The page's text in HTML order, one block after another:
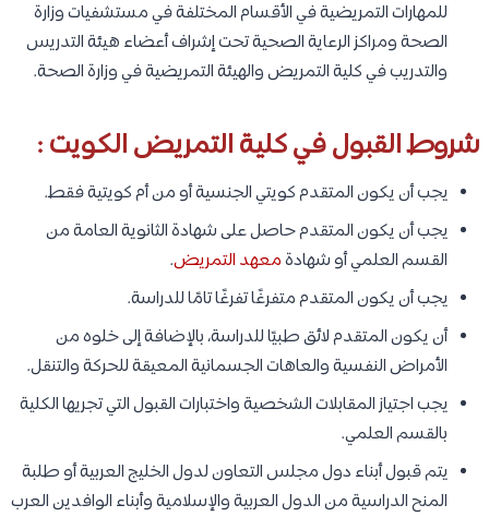
للمهارات التمريضية في الأقسام المختلفة في مستشفيات وزارة
الصحة ومراكز الرعاية الصحية تحت إشراف أعضاء هيئة التدريس
والتدريب في كلية التمريض والهيئة التمريضية في وزارة الصحة.
شروط القبول في كلية التمريض الكويت :
يجب أن يكون المتقدم كويتي الجنسية أو من أم كويتية فقط.
يجب أن يكون المتقدم حاصل على شهادة الثانوية العامة من
القسم العلمي أو شهادةمعهد التمريض.
يجب أن يكون المتقدم متفرغًا تفرغًا تامًا للدراسة.
أن يكون المتقدم لائق طبيًا للدراسة، بالإضافة إلى خلوه من
الأمراض النفسية والعاهات الجسمانية المعيقة للحركة والتنقل.
يجب اجتياز المقابلات الشخصية واختبارات القبول التي تجريها الكلية
بالقسم العلمي.
يتم قبول أبناء دول مجلس التعاون لدول الخليج العربية أو طلبة
المنح الدراسية من الدول العربية والإسلامية وأبناء الوافدين العرب